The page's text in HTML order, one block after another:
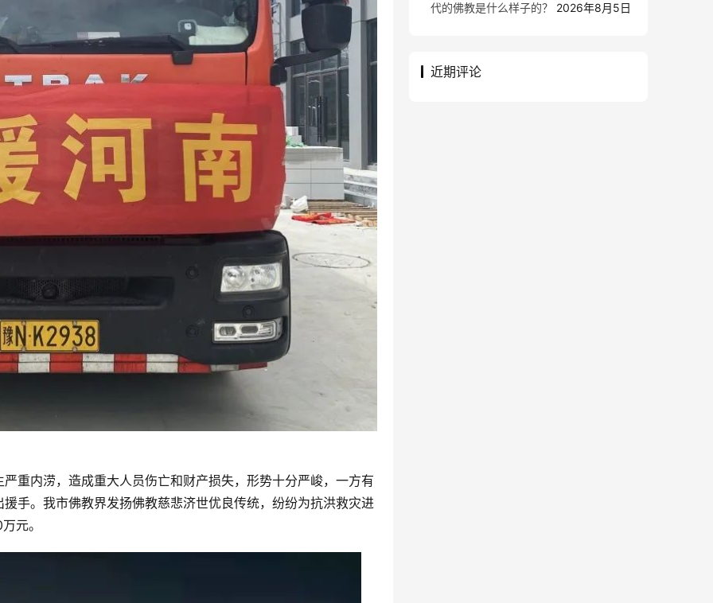
重内涝，造成重大人员伤亡和财产损失，形势十分严峻，一方有
手。我市佛教界发扬佛教慈悲济世优良传统，纷纷为抗洪救灾进
元。
代的佛教是什么样子的？
2026年8月5日
近期评论